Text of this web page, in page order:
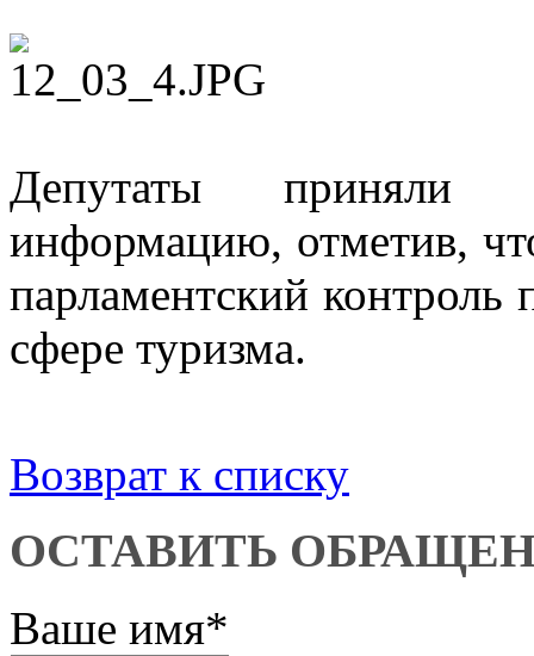
Депутаты приняли
информацию, отметив,
парламентский
сфере туризма.
Возврат к списку
ОСТАВИТЬ
Ваше имя*